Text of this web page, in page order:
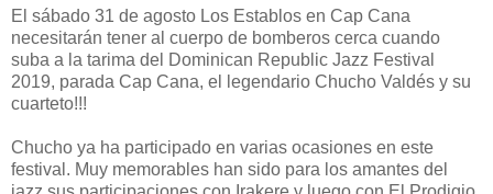
El sábado 31 de agosto Los Establos en Cap Cana
necesitarán tener al cuerpo de bomberos cerca cuando
suba a la tarima del Dominican Republic Jazz Festival
2019, parada Cap Cana, el legendario Chucho Valdés y su
cuarteto!!!
Chucho ya ha participado en varias ocasiones en este
festival. Muy memorables han sido para los amantes del